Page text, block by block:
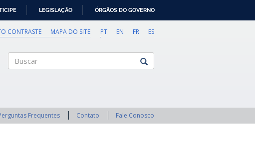
LEGISLAÇÃO ÓRGÃOS DO GOVERNO
PT EN FR ES
CONTRASTE MAPA DO SITE
Frequentes Contato Fale Conosco